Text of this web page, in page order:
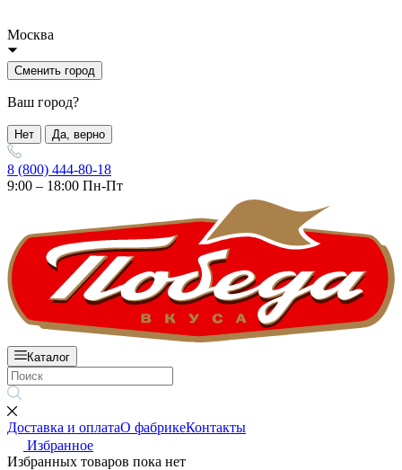
Москва
Сменить город
Ваш город?
Нет Да, верно
8 (800) 444-80-18
9:00 – 18:00 Пн-Пт
Каталог
Доставка и оплатаО фабрикеКонтакты
Избранное
Избранных товаров пока нет